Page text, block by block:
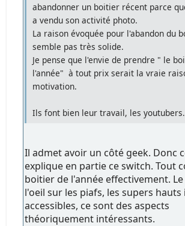
abandonner un boitier récent parce
a vendu son activité photo.
La raison évoquée pour l'abandon du
semble pas très solide.
Je pense que l'envie de prendre " le
l'année" à tout prix serait la vraie
motivation.
Ils font bien leur travail, les
Il admet avoir un côté geek. Donc
explique en partie ce switch. Tout
boitier de l'année effectivement.
l'oeil sur les piafs, les supers hauts
accessibles, ce sont des aspects
théoriquement intéressants.